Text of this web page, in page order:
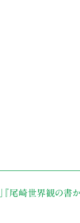
『尾崎世界観の書か